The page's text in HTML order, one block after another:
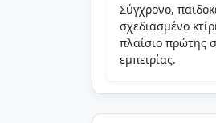
Σύγχρονο,
σχεδιασμένο
πλαίσιο πρώτης
εμπειρίας.